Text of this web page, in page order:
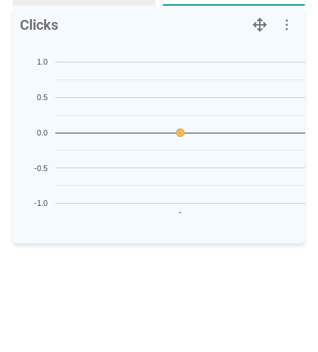
Clicks
-
-1.0
-0.5
0.0
0.5
1.0